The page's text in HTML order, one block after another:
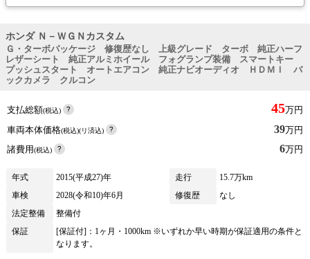
ホンダ Ｎ－ＷＧＮカスタム
Ｇ・ターボパッケージ 修復歴なし 上級グレード ターボ 純正ハーフ
レザーシート 純正アルミホイール フォグランプ装備 スマートキー
プッシュスタート オートエアコン 純正ナビオーディオ ＨＤＭＩ バ
ックカメラ クルコン
支払総額(税込) 45万円
車両本体価格(税込)(リ済込) 39万円
諸費用(税込) 6万円
年式 2015(平成27)年 走行
15.7万km
車検
2028(令和10)年6月 修復歴
なし
法定整備
整備付
保証
[保証付]：1ヶ月・1000km ※いずれか早い時期が保証適用の条件と
なります。